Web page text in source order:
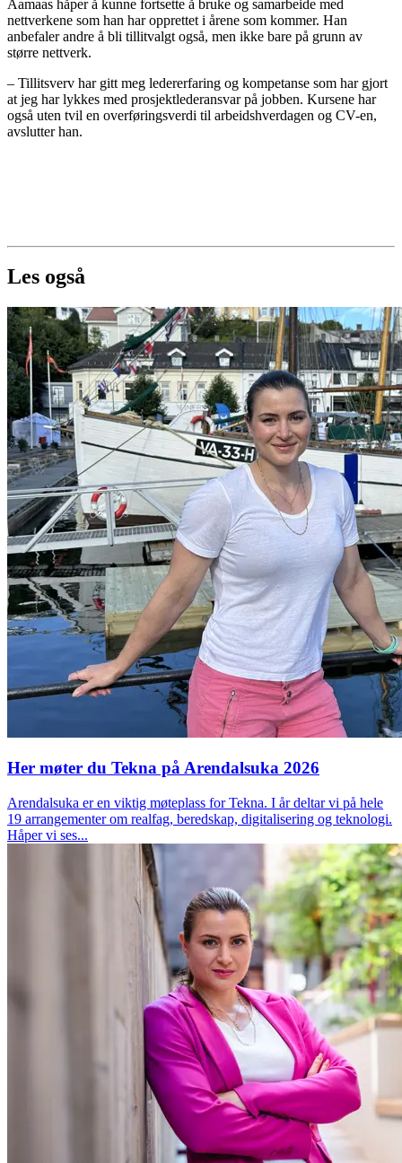
Aamaas håper å kunne fortsette å bruke og samarbeide med
nettverkene som han har opprettet i årene som kommer. Han
anbefaler andre å bli tillitvalgt også, men ikke bare på grunn av
større nettverk.
– Tillitsverv har gitt meg ledererfaring og kompetanse som har gjort
at jeg har lykkes med prosjektlederansvar på jobben. Kursene har
også uten tvil en overføringsverdi til arbeidshverdagen og CV-en,
avslutter han.
Les også
Her møter du Tekna på Arendalsuka 2026
Arendalsuka er en viktig møteplass for Tekna. I år deltar vi på hele
19 arrangementer om realfag, beredskap, digitalisering og teknologi.
Håper vi ses...